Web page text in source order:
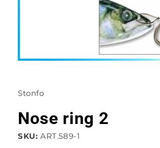
in
Stonfo
Nose ring 2
SKU: ART.589-1